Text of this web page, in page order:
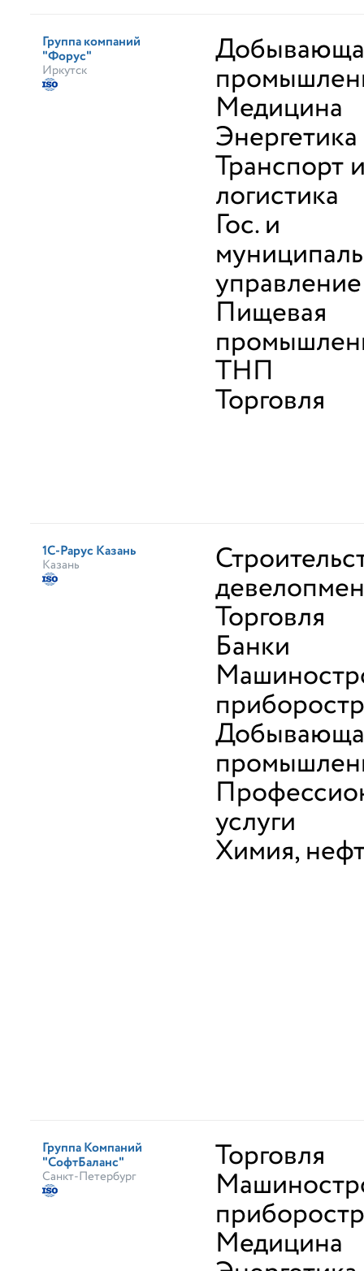
Группа компаний
"Форус"
Иркутск
Медицина
Энергетика
Транспорт
логистика
Гос. и
управление
Пищевая
ТНП
Торговля
1С-Рарус Казань
Казань
Торговля
Банки
услуги
Химия,
Группа Компаний
"СофтБаланс"
Санкт-Петербург
Торговля
Медицина